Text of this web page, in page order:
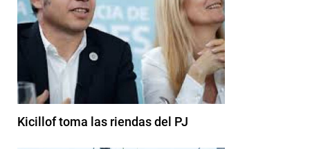
Kicillof toma las riendas del PJ